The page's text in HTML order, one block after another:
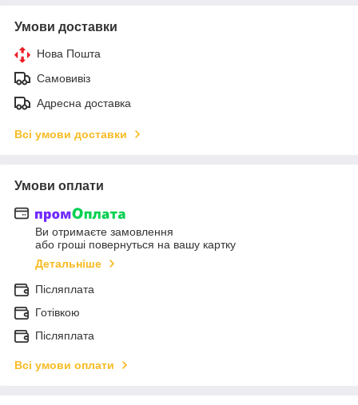
Умови доставки
Нова Пошта
Самовивіз
Адресна доставка
Всі умови доставки
Умови оплати
Ви отримаєте замовлення
або гроші повернуться на вашу картку
Детальніше
Післяплата
Готівкою
Післяплата
Всі умови оплати